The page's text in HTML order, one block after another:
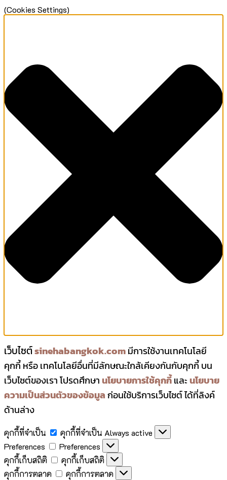
(Cookies Settings)
เว็บไซต์sinehabangkok.comมีการใช้งานเทคโนโลยี
คุกกี้ หรือ เทคโนโลยีอื่นที่มีลักษณะใกล้เคียงกันกับคุกกี้ บน
เว็บไซต์ของเรา โปรดศึกษานโยบายการใช้คุกกี้และนโยบาย
ความเป็นส่วนตัวของข้อมูลก่อนใช้บริการเว็บไซต์ ได้ที่ลิงค์
ด้านล่าง
คุกกี้ที่จำเป็น คุกกี้ที่จำเป็น Always active
Preferences
Preferences
คุกกี้เก็บสถิติ
คุกกี้เก็บสถิติ
คุกกี้การตลาด
คุกกี้การตลาด